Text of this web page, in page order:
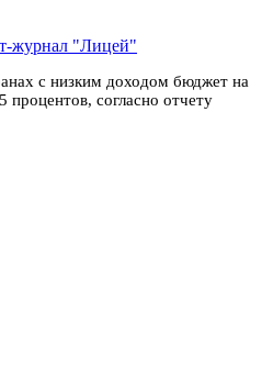
журнал "Лицей"
с низким доходом бюджет на
процентов, согласно отчету